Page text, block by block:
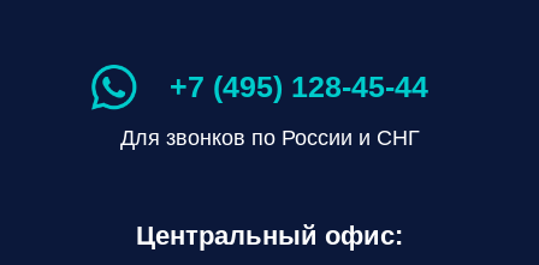
Для звонков по России и СНГ
+7 (495) 128-45-44
Центральный офис: